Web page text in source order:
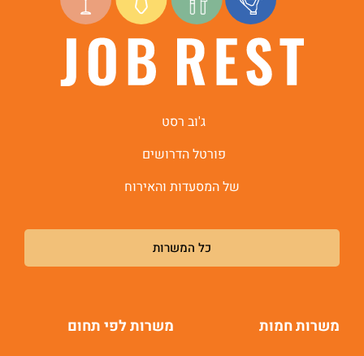
ג'וב רסט
פורטל הדרושים
של המסעדות והאירוח
כל המשרות
משרות חמות משרות לפי תחום